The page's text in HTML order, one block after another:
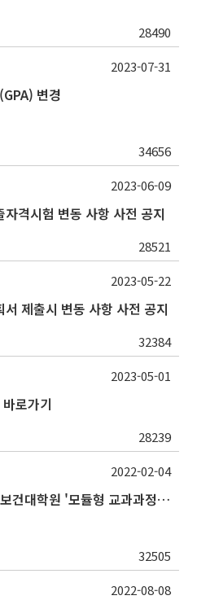
28490
변경
34656
2023-07-31
격시험 변동 사항 사전 공지
28521
2023-06-09
제출시 변동 사항 사전 공지
32384
2023-05-22
로가기
28239
2023-05-01
SNU Inno-Edu 프로젝트 보건대학원 '모듈형 교과과정' 안내(revised 2022/2/28)
32505
2022-02-04
2022-08-08